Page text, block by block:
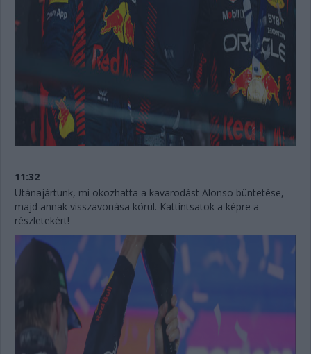
11:32
Utánajártunk, mi okozhatta a kavarodást Alonso büntetése,
majd annak visszavonása körül. Kattintsatok a képre a
részletekért!